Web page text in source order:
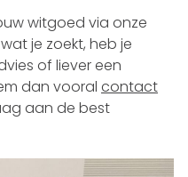
witgoed via onze
je zoekt, heb je
of liever een
dan vooral contact
aan de best